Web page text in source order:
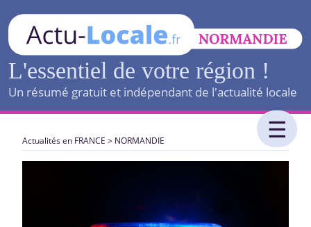
L'essentiel de votre région !
Un résumé gratuit et indépendant de l'actualité locale
Actualités en FRANCE > NORMANDIE